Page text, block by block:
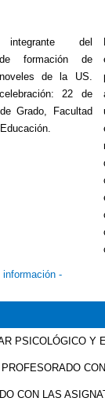
integrante del
formación de
de la US.
22 de
Grado, Facultad
información -
PSICOLÓGICO Y
CON LAS